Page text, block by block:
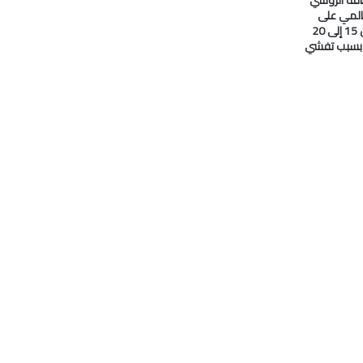
على
#النفط انخفض من 15 إلى 20
بسبب تفشي